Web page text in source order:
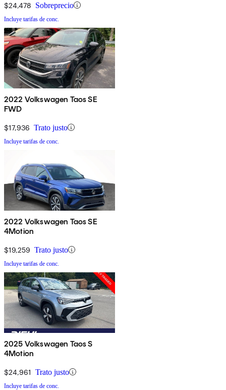
$24,478 Sobreprecio
Incluye tarifas de conc.
2022 Volkswagen Taos SE
FWD
$17,936 Trato justo
Incluye tarifas de conc.
2022 Volkswagen Taos SE
4Motion
$19,259 Trato justo
Incluye tarifas de conc.
2025 Volkswagen Taos S
4Motion
$24,961 Trato justo
Incluye tarifas de conc.